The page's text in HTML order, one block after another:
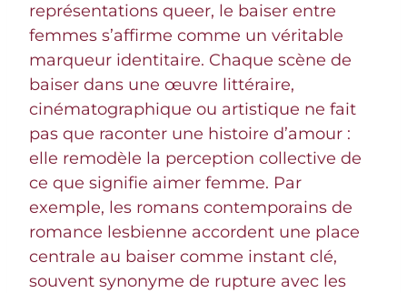
représentations queer, le baiser entre
femmes s’affirme comme un véritable
marqueur identitaire. Chaque scène de
baiser dans une œuvre littéraire,
cinématographique ou artistique ne fait
pas que raconter une histoire d’amour :
elle remodèle la perception collective de
ce que signifie aimer femme. Par
exemple, les romans contemporains de
romance lesbienne accordent une place
centrale au baiser comme instant clé,
souvent synonyme de rupture avec les